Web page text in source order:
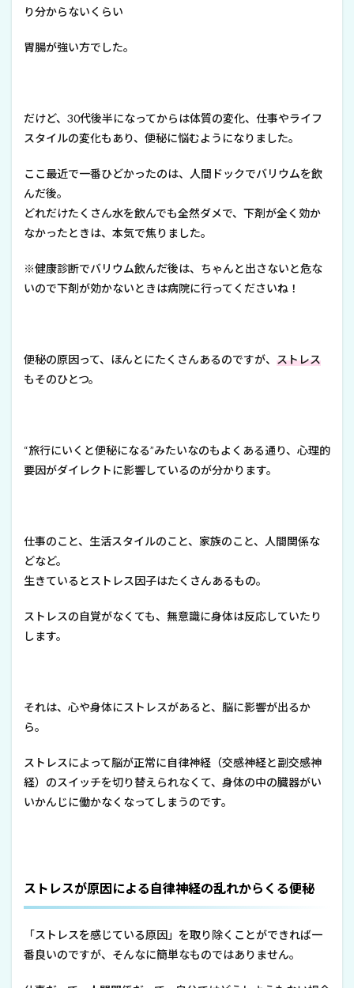
り分からないくらい
胃腸が強い方でした。
だけど、30代後半になってからは体質の変化、仕事やライフ
スタイルの変化もあり、便秘に悩むようになりました。
ここ最近で一番ひどかったのは、人間ドックでバリウムを飲
んだ後。
どれだけたくさん水を飲んでも全然ダメで、下剤が全く効か
なかったときは、本気で焦りました。
※健康診断でバリウム飲んだ後は、ちゃんと出さないと危な
いので下剤が効かないときは病院に行ってくださいね！
便秘の原因って、ほんとにたくさんあるのですが、 ストレス
もそのひとつ。
“旅行にいくと便秘になる”みたいなのもよくある通り、心理的
要因がダイレクトに影響しているのが分かります。
仕事のこと、生活スタイルのこと、家族のこと、人間関係な
どなど。
生きているとストレス因子はたくさんあるもの。
ストレスの自覚がなくても、無意識に身体は反応していたり
します。
それは、心や身体にストレスがあると、脳に影響が出るか
ら。
ストレスによって脳が正常に自律神経（交感神経と副交感神
経）のスイッチを切り替えられなくて、身体の中の臓器がい
いかんじに働かなくなってしまうのです。
ストレスが原因による自律神経の乱れからくる便秘
「ストレスを感じている原因」を取り除くことができれば一
番良いのですが、そんなに簡単なものではありません。